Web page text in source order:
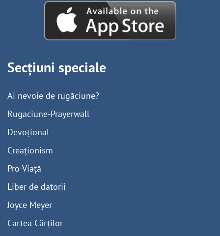
Secțiuni speciale
Ai nevoie de rugăciune?
Rugaciune-Prayerwall
Devoțional
Creaționism
Pro-Viață
Liber de datorii
Joyce Meyer
Cartea Cărților